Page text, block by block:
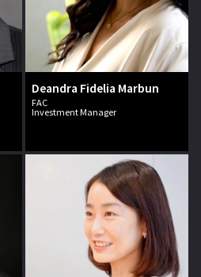
Deandra Fidelia Marbun
FAC
Investment Manager